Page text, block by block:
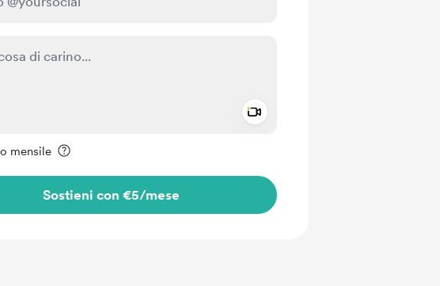
mensile
Sostieni con €5/mese